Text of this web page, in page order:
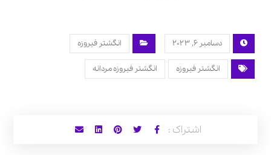
دسامبر 6, 2023 انگشتر فیروزه
انگشتر فیروزه انگشتر فیروزه مردانه